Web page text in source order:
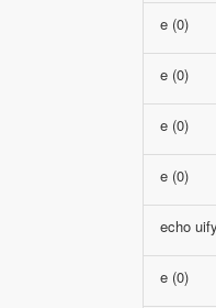
e (0)
e (0)
e (0)
e (0)
e (0)